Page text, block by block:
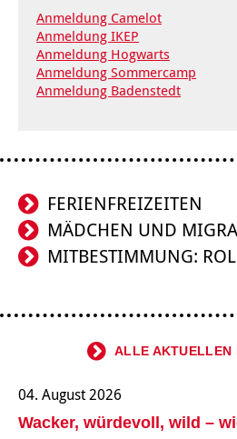
Kindertagesstätte
Hör- und
Kindertagesstätte
Kindertagesstätte
Kindertagesstätte Sylter Weg
Kindertagesstätte
Kindertagesstätte
Anmeldung Camelot
Anmeldung IKEP
Anmeldung Hogwarts
Anmeldung Sommercamp
Anmeldung Badenstedt
FERIENFREIZEITEN
MÄDCHEN UND
MITBESTIMMUNG:
ALLE AKTUELLEN
04. August 2026
Wacker, würdevoll, wild –